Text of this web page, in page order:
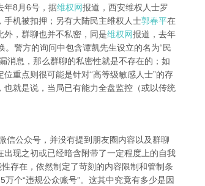
年8月6号，据维权网报道，西安维权人士罗
机被扣押；另有大陆民主维权人士郭春平在
，群聊也并不私密，同是维权网报道，去年
警方的询问中包含谭凯先生设立的名为“民
消息，那么群聊的私密性就是不存在的；如
重点则很可能是针对“高等级敏感人士”的存
就是说，当局已有能力全盘监控（或以传统
信公众号，并没有提到朋友圈内容以及群聊
现之初或已经暗含附带了一定程度上的自我
存在，依然制定了苛刻的内容限制和管制条
个“违规公众账号”。这其中究竟有多少是因